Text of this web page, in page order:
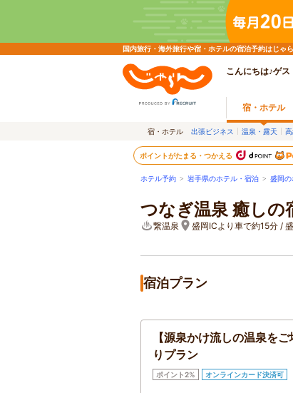
国内旅行・海外旅行や宿・ホテルの宿泊予約はじ
こんにちは♪ゲス
宿・ホテル
宿・ホテル 出張ビジネス 温泉・露天
ポイントがたまる・つかえる
ホテル予約 > 岩手県のホテル・宿泊 > 盛岡の
つなぎ温泉 癒しの
繋温泉 盛岡ICより車で約15分 /
宿泊プラン
【源泉かけ流しの温泉を
りプラン
ポイント2% オンラインカード決済可